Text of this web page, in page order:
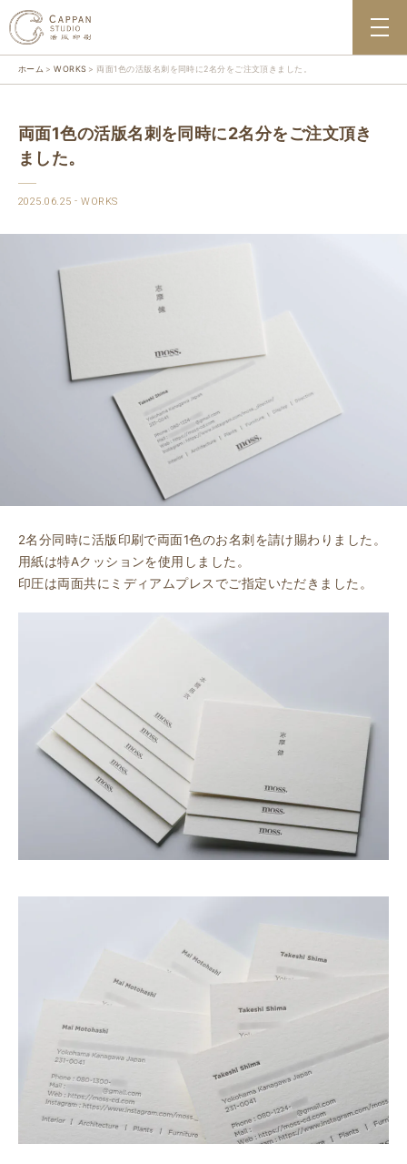
ホーム WORKS 両面1色の活版名刺を同時に2名分をご注文頂きました。
両面1色の活版名刺を同時に2名分をご注文頂き
ました。
2025.06.25 WORKS
2名分同時に活版印刷で両面1色のお名刺を請け賜わりました。
用紙は特Aクッションを使用しました。
印圧は両面共にミディアムプレスでご指定いただきました。